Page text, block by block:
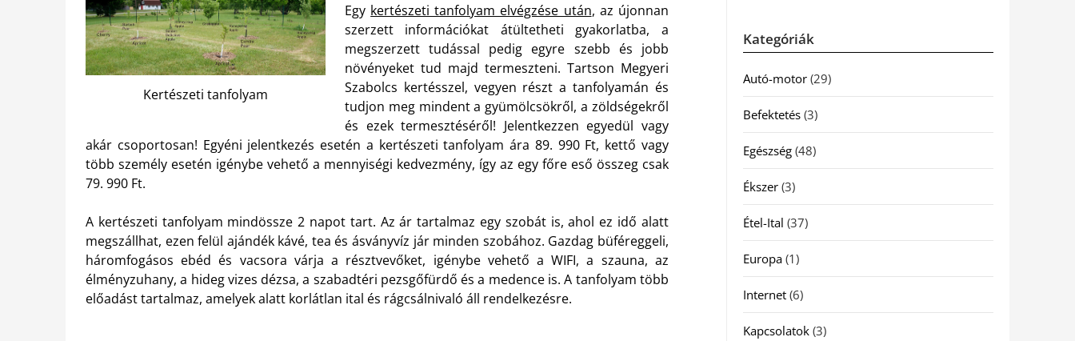
Kertészeti tanfolyam
Egy kertészeti tanfolyam elvégzése után, az újonnan
szerzett információkat átültetheti gyakorlatba, a
megszerzett tudással pedig egyre szebb és jobb
növényeket tud majd termeszteni. Tartson Megyeri
Szabolcs kertésszel, vegyen részt a tanfolyamán és
tudjon meg mindent a gyümölcsökről, a zöldségekről
és ezek termesztéséről! Jelentkezzen egyedül vagy
akár csoportosan! Egyéni jelentkezés esetén a kertészeti tanfolyam ára 89. 990 Ft, kettő vagy
több személy esetén igénybe vehető a mennyiségi kedvezmény, így az egy főre eső összeg csak
79. 990 Ft.
A kertészeti tanfolyam mindössze 2 napot tart. Az ár tartalmaz egy szobát is, ahol ez idő alatt
megszállhat, ezen felül ajándék kávé, tea és ásványvíz jár minden szobához. Gazdag büféreggeli,
háromfogásos ebéd és vacsora várja a résztvevőket, igénybe vehető a WIFI, a szauna, az
élményzuhany, a hideg vizes dézsa, a szabadtéri pezsgőfürdő és a medence is. A tanfolyam több
előadást tartalmaz, amelyek alatt korlátlan ital és rágcsálnivaló áll rendelkezésre.
Kategóriák
Autó-motor(29)
Befektetés(3)
Egészség(48)
Ékszer(3)
Étel-Ital (37)
Europa(1)
Internet(6)
Kapcsolatok(3)